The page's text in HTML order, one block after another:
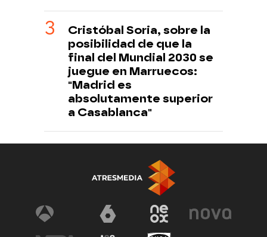
Cristóbal Soria, sobre la
posibilidad de que la
final del Mundial 2030 se
juegue en Marruecos:
"Madrid es
absolutamente superior
a Casablanca"